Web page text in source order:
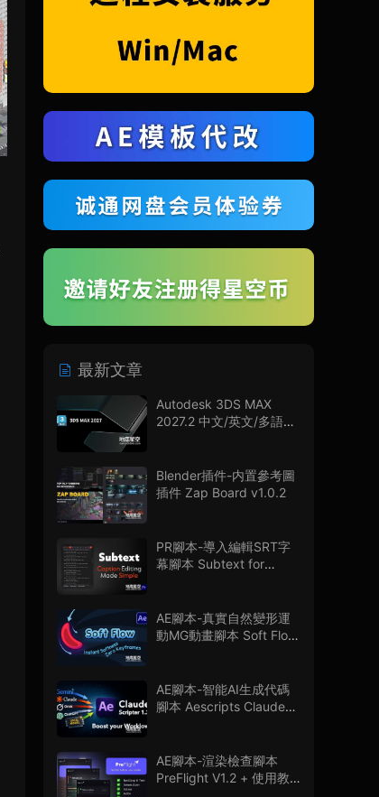
最新文章
Autodesk 3DS MAX
2027.2 中文/英文/多語言
Blender插件-内置參考圖
插件 Zap Board v1.0.2
PR腳本-導入編輯SRT字
幕腳本 Subtext for
AE腳本-真實自然變形運
動MG動畫腳本 Soft Flow
AE腳本-智能AI生成代碼
腳本 Aescripts Claude
AE腳本-渲染檢查腳本
PreFlight V1.2 + 使用教